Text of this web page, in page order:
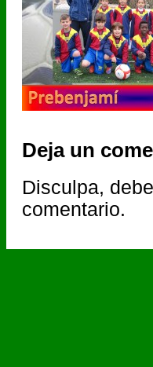
Deja un
Disculpa,
comentario.